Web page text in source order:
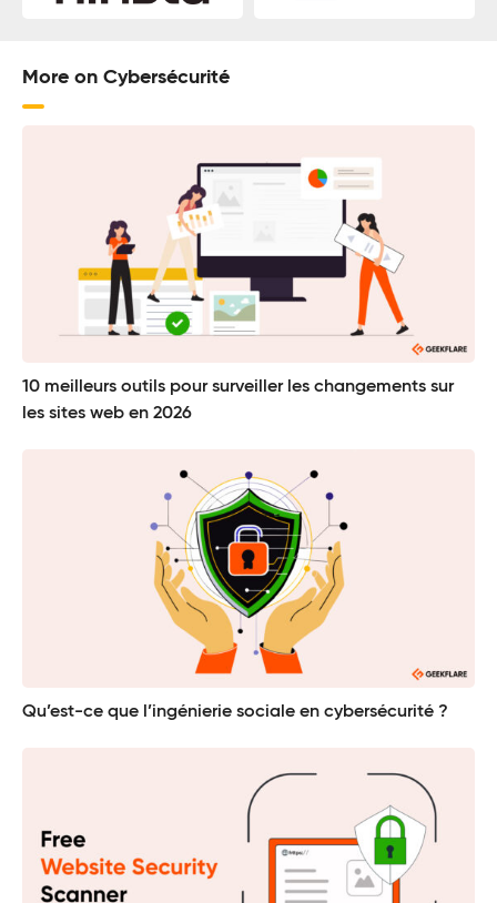
More on Cybersécurité
10 meilleurs outils pour surveiller les changements sur
les sites web en 2026
Qu’est-ce que l’ingénierie sociale en cybersécurité ?